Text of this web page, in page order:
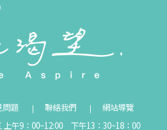
問題 聯絡我們
網站導覽
上午9：00~12:00 下午13：30~18：00